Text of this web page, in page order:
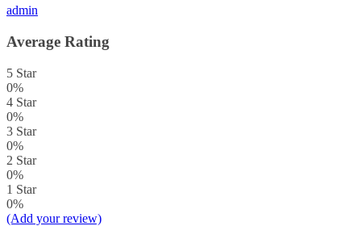
admin
Average Rating
5 Star
0%
4 Star
0%
3 Star
0%
2 Star
0%
1 Star
0%
(Add your review)